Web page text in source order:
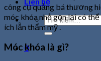
Tìm
kiếm:
0
công cụ quảng bá thương
móc khóa nhỏ gọn lại có
ích lẫn thẩm mỹ .
Móc khóa là gì?